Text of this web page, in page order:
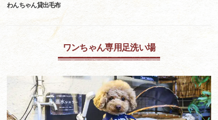
わんちゃん貸出毛布
ワンちゃん専用足洗い場